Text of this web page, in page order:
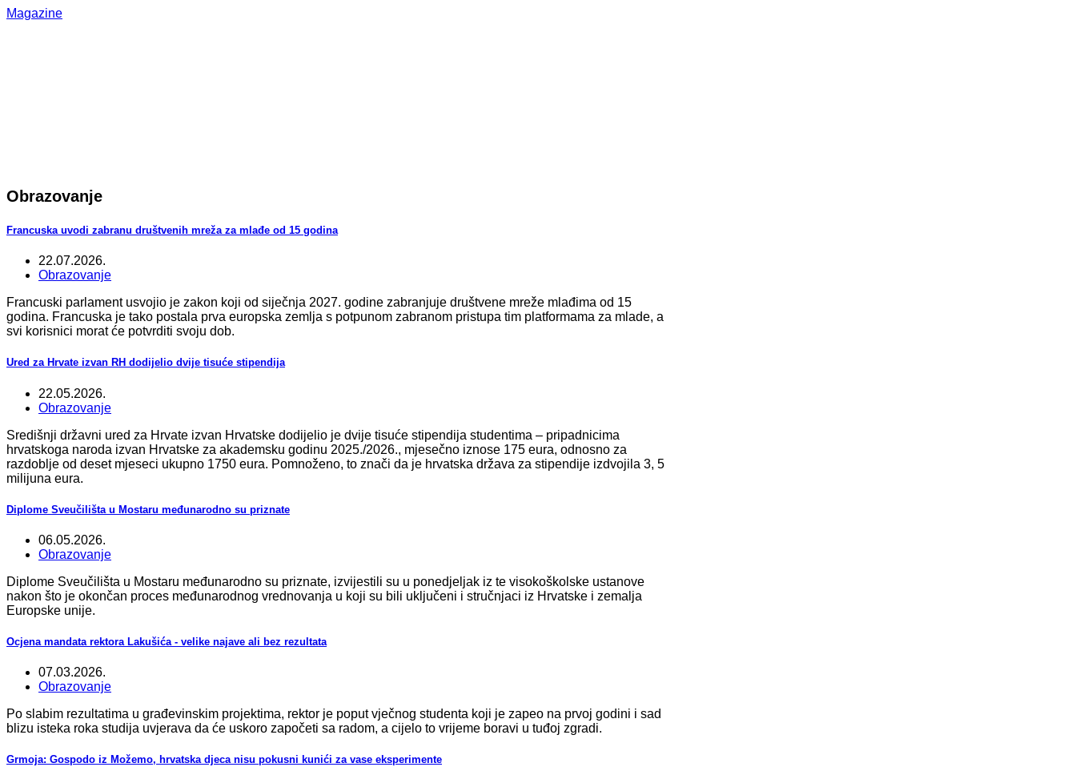
Magazine
Obrazovanje
Francuska uvodi zabranu društvenih mreža za mlađe od 15 godina
22.07.2026.
Obrazovanje
Francuski parlament usvojio je zakon koji od siječnja 2027. godine zabranjuje društvene mreže mlađima od 15
godina. Francuska je tako postala prva europska zemlja s potpunom zabranom pristupa tim platformama za mlade, a
svi korisnici morat će potvrditi svoju dob.
Ured za Hrvate izvan RH dodijelio dvije tisuće stipendija
22.05.2026.
Obrazovanje
Središnji državni ured za Hrvate izvan Hrvatske dodijelio je dvije tisuće stipendija studentima – pripadnicima
hrvatskoga naroda izvan Hrvatske za akademsku godinu 2025./2026., mjesečno iznose 175 eura, odnosno za
razdoblje od deset mjeseci ukupno 1750 eura. Pomnoženo, to znači da je hrvatska država za stipendije izdvojila 3, 5
milijuna eura.
Diplome Sveučilišta u Mostaru međunarodno su priznate
06.05.2026.
Obrazovanje
Diplome Sveučilišta u Mostaru međunarodno su priznate, izvijestili su u ponedjeljak iz te visokoškolske ustanove
nakon što je okončan proces međunarodnog vrednovanja u koji su bili uključeni i stručnjaci iz Hrvatske i zemalja
Europske unije.
Ocjena mandata rektora Lakušića - velike najave ali bez rezultata
07.03.2026.
Obrazovanje
Po slabim rezultatima u građevinskim projektima, rektor je poput vječnog studenta koji je zapeo na prvoj godini i sad
blizu isteka roka studija uvjerava da će uskoro započeti sa radom, a cijelo to vrijeme boravi u tuđoj zgradi.
Grmoja: Gospodo iz Možemo, hrvatska djeca nisu pokusni kunići za vase eksperimente